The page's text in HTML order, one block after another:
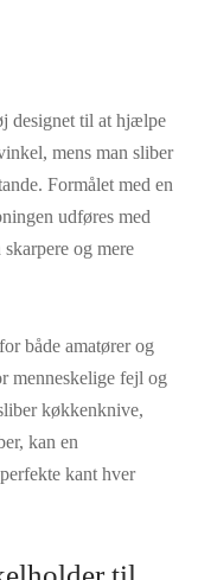
designet til at hjælpe
mens man sliber
Formålet med en
udføres med
og mere
både amatører og
menneskelige fejl og
køkkenknive,
kan en
kant hver